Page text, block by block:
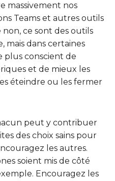
massivement nos
Teams et autres outils
ce sont des outils
mais dans certaines
plus conscient de
et de mieux les
éteindre ou les fermer
peut y contribuer
des choix sains pour
les autres.
soient mis de côté
Encouragez les